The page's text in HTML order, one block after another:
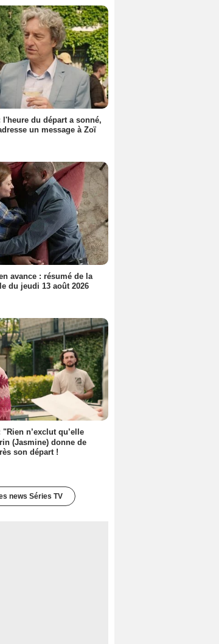
du départ a sonné,
un message à Zoï
avance : résumé de la
du jeudi 13 août 2026
n’exclut qu’elle
(Jasmine) donne de
son départ !
news Séries TV